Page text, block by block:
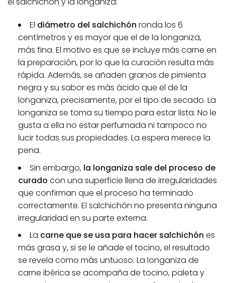
El diámetro del salchichón ronda los 6
centímetros y es mayor que el de la longaniza,
más fina. El motivo es que se incluye más carne en
la preparación, por lo que la curación resulta más
rápida. Además, se añaden granos de pimienta
negra y su sabor es más ácido que el de la
longaniza, precisamente, por el tipo de secado. La
longaniza se toma su tiempo para estar lista. No le
gusta a ella no estar perfumada ni tampoco no
lucir todas sus propiedades. La espera merece la
pena.
Sin embargo, la longaniza sale del proceso de
curado con una superficie llena de irregularidades
que confirman que el proceso ha terminado
correctamente. El salchichón no presenta ninguna
irregularidad en su parte externa.
La carne que se usa para hacer salchichón es
más grasa y, si se le añade el tocino, el resultado
se revela como más untuoso. La longaniza de
carne ibérica se acompaña de tocino, paleta y